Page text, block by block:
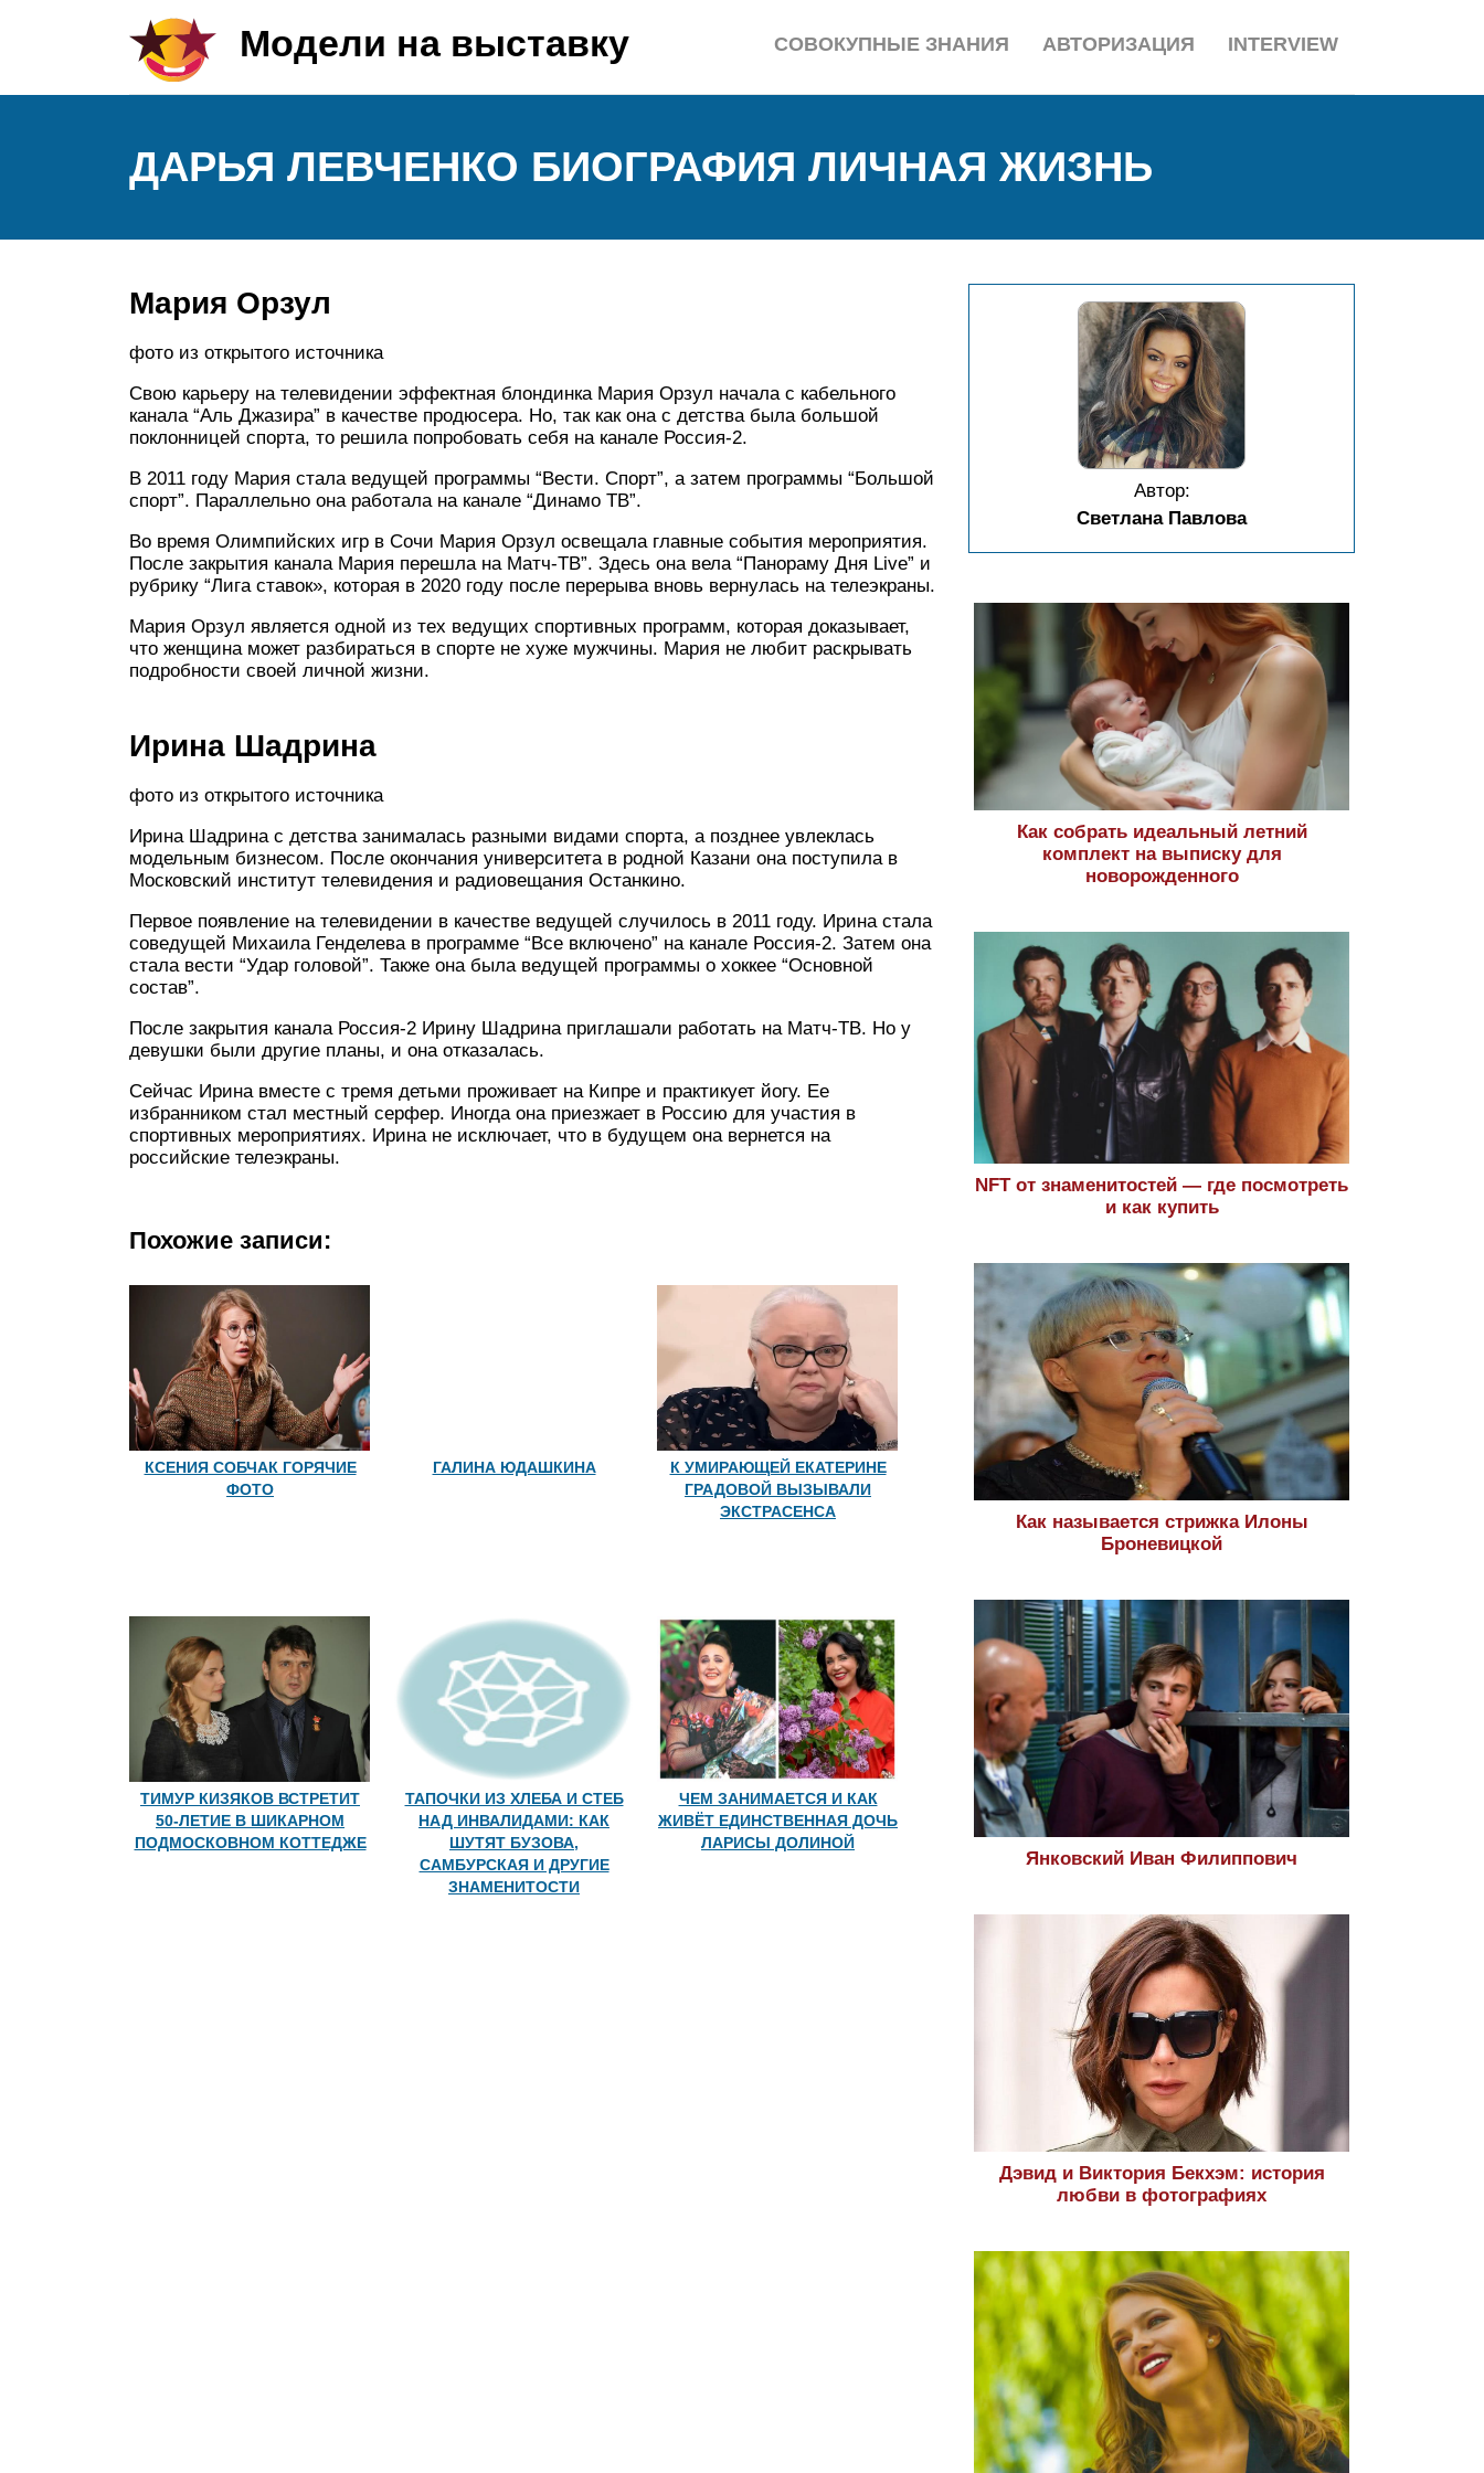
Модели на выставку INTERVIEW
АВТОРИЗАЦИЯ
СОВОКУПНЫЕ ЗНАНИЯ
ДАРЬЯ ЛЕВЧЕНКО БИОГРАФИЯ ЛИЧНАЯ ЖИЗНЬ
Мария Орзул
фото из открытого источника
Свою карьеру на телевидении эффектная блондинка Мария Орзул начала с кабельного
канала “Аль Джазира” в качестве продюсера. Но, так как она с детства была большой
поклонницей спорта, то решила попробовать себя на канале Россия-2.
В 2011 году Мария стала ведущей программы “Вести. Спорт”, а затем программы “Большой
спорт”. Параллельно она работала на канале “Динамо ТВ”.
Во время Олимпийских игр в Сочи Мария Орзул освещала главные события мероприятия.
После закрытия канала Мария перешла на Матч-ТВ”. Здесь она вела “Панораму Дня Live” и
рубрику “Лига ставок», которая в 2020 году после перерыва вновь вернулась на телеэкраны.
Мария Орзул является одной из тех ведущих спортивных программ, которая доказывает,
что женщина может разбираться в спорте не хуже мужчины. Мария не любит раскрывать
подробности своей личной жизни.
Ирина Шадрина
фото из открытого источника
Ирина Шадрина с детства занималась разными видами спорта, а позднее увлеклась
модельным бизнесом. После окончания университета в родной Казани она поступила в
Московский институт телевидения и радиовещания Останкино.
Первое появление на телевидении в качестве ведущей случилось в 2011 году. Ирина стала
соведущей Михаила Генделева в программе “Все включено” на канале Россия-2. Затем она
стала вести “Удар головой”. Также она была ведущей программы о хоккее “Основной
состав”.
После закрытия канала Россия-2 Ирину Шадрина приглашали работать на Матч-ТВ. Но у
девушки были другие планы, и она отказалась.
Сейчас Ирина вместе с тремя детьми проживает на Кипре и практикует йогу. Ее
избранником стал местный серфер. Иногда она приезжает в Россию для участия в
спортивных мероприятиях. Ирина не исключает, что в будущем она вернется на
российские телеэкраны.
Похожие записи:
КСЕНИЯ СОБЧАК ГОРЯЧИЕ
ФОТО
ГАЛИНА ЮДАШКИНА
К УМИРАЮЩЕЙ ЕКАТЕРИНЕ
ГРАДОВОЙ ВЫЗЫВАЛИ
ЭКСТРАСЕНСА
ТИМУР КИЗЯКОВ ВСТРЕТИТ
50-ЛЕТИЕ В ШИКАРНОМ
ПОДМОСКОВНОМ КОТТЕДЖЕ
ТАПОЧКИ ИЗ ХЛЕБА И СТЕБ
НАД ИНВАЛИДАМИ: КАК
ШУТЯТ БУЗОВА,
САМБУРСКАЯ И ДРУГИЕ
ЗНАМЕНИТОСТИ
ЧЕМ ЗАНИМАЕТСЯ И КАК
ЖИВЁТ ЕДИНСТВЕННАЯ ДОЧЬ
ЛАРИСЫ ДОЛИНОЙ
Автор:
Светлана Павлова
Как собрать идеальный летний
комплект на выписку для
новорожденного
NFT от знаменитостей — где посмотреть
и как купить
Как называется стрижка Илоны
Броневицкой
Янковский Иван Филиппович
Дэвид и Виктория Бекхэм: история
любви в фотографиях